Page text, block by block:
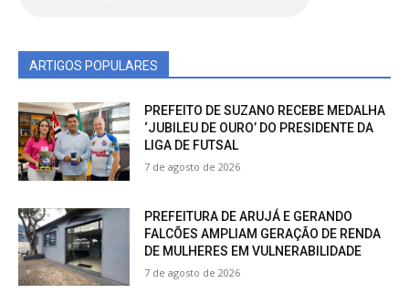
ARTIGOS POPULARES
PREFEITO DE SUZANO RECEBE MEDALHA
‘JUBILEU DE OURO’ DO PRESIDENTE DA
LIGA DE FUTSAL
7 de agosto de 2026
PREFEITURA DE ARUJÁ E GERANDO
FALCÕES AMPLIAM GERAÇÃO DE RENDA
DE MULHERES EM VULNERABILIDADE
7 de agosto de 2026